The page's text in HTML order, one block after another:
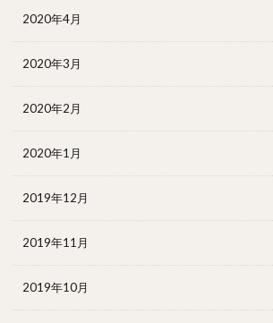
2020年4月
2020年3月
2020年2月
2020年1月
2019年12月
2019年11月
2019年10月